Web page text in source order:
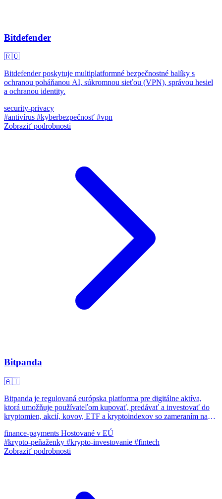
Bitdefender
🇷🇴
Bitdefender poskytuje multiplatformné bezpečnostné balíky s
ochranou poháňanou AI, súkromnou sieťou (VPN), správou hesiel
a ochranou identity.
security-privacy
#antivírus #kyberbezpečnosť #vpn
Zobraziť podrobnosti
Bitpanda
🇦🇹
Bitpanda je regulovaná európska platforma pre digitálne aktíva,
ktorá umožňuje používateľom kupovať, predávať a investovať do
kryptomien, akcií, kovov, ETF a kryptoin­dexov so zameraním na
finance-payments Hostované v EÚ
#krypto-peňaženky #krypto-investovanie #fintech
Zobraziť podrobnosti